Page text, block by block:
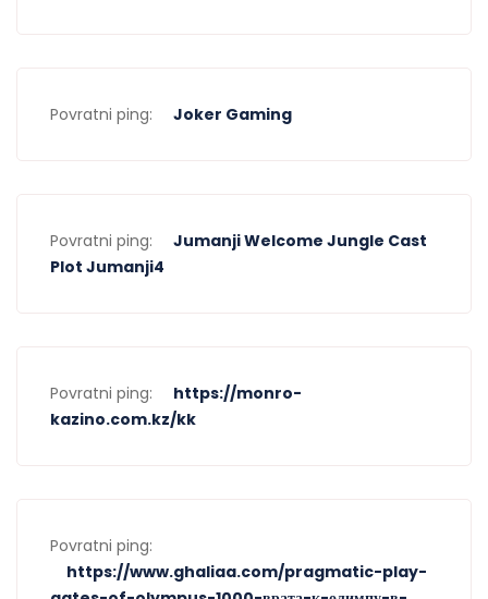
Povratni ping: Joker Gaming
Povratni ping:
Jumanji Welcome Jungle Cast
Plot Jumanji4
Povratni ping:
https://monro-
kazino.com.kz/kk
Povratni ping:
https://www.ghaliaa.com/pragmatic-play-